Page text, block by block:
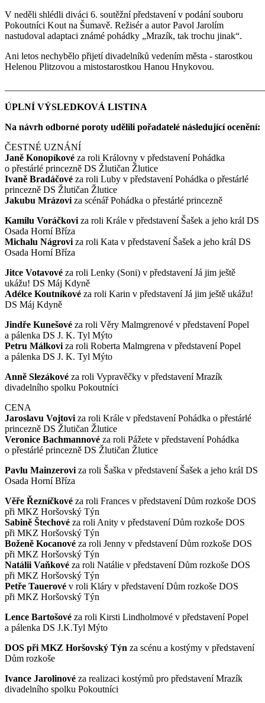
V neděli shlédli diváci 6. soutěžní představení v podání souboru
Pokoutníci Kout na Šumavě. Režisér a autor Pavol Jarolím
nastudoval adaptaci známé pohádky „Mrazík, tak trochu jinak“.
Ani letos nechybělo přijetí divadelníků vedením města - starostkou
Helenou Plitzovou a mistostarostkou Hanou Hnykovou.
ÚPLNÍ VÝSLEDKOVÁ LISTINA
Na návrh odborné poroty udělili pořadatelé následující ocenění:
ČESTNÉ UZNÁNÍ
Janě Konopíkové za roli Královny v představení Pohádka
o přestárlé princezně DS Žlutičan Žlutice
Ivaně Bradáčové za roli Luby v představení Pohádka o přestárlé
princezně DS Žlutičan Žlutice
Jakubu Mrázovi za scénář Pohádka o přestárlé princezně
Kamilu Voráčkovi za roli Krále v představení Šašek a jeho král DS
Osada Horní Bříza
Michalu Nágrovi za roli Kata v představení Šašek a jeho král DS
Osada Horní Bříza
Jitce Votavové za roli Lenky (Soni) v představení Já jim ještě
ukážu! DS Máj Kdyně
Adélce Koutníkové za roli Karin v představení Já jim ještě ukážu!
DS Máj Kdyně
Jindře Kunešové za roli Věry Malmgrenové v představení Popel
a pálenka DS J. K. Tyl Mýto
Petru Málkovi za roli Roberta Malmgrena v představení Popel
a pálenka DS J. K. Tyl Mýto
Anně Slezákové za roli Vypravěčky v představení Mrazík
divadelního spolku Pokoutníci
CENA
Jaroslavu Vojtovi za roli Krále v představení Pohádka o přestárlé
princezně DS Žlutičan Žlutice
Veronice Bachmannové za roli Pážete v představení Pohádka
o přestárlé princezně DS Žlutičan Žlutice
Pavlu Mainzerovi za roli Šaška v představení Šašek a jeho král DS
Osada Horní Bříza
Věře Řezníčkové za roli Frances v představení Dům rozkoše DOS
při MKZ Horšovský Týn
Sabině Štechové za roli Anity v představení Dům rozkoše DOS
při MKZ Horšovský Týn
Boženě Kocanové za roli Jenny v představení Dům rozkoše DOS
při MKZ Horšovský Týn
Natálii Vaňkové za roli Natálie v představení Dům rozkoše DOS
při MKZ Horšovský Týn
Petře Tauerové v roli Kláry v představení Dům rozkoše DOS
při MKZ Horšovský Týn
Lence Bartošové za roli Kirsti Lindholmové v představení Popel
a pálenka DS J.K.Tyl Mýto
DOS při MKZ Horšovský Týn za scénu a kostýmy v představení
Dům rozkoše
Ivance Jarolinové za realizaci kostýmů pro představení Mrazík
divadelního spolku Pokoutníci